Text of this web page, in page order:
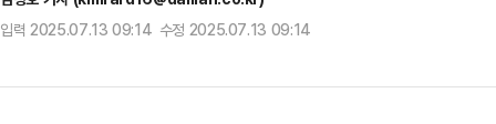
입력 2025.07.13 09:14 수정 2025.07.13 09:14